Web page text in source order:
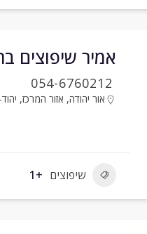
אמיר שיפוצים
054-6760212
אור יהודה, אזור המרכז,
שיפוצים +1